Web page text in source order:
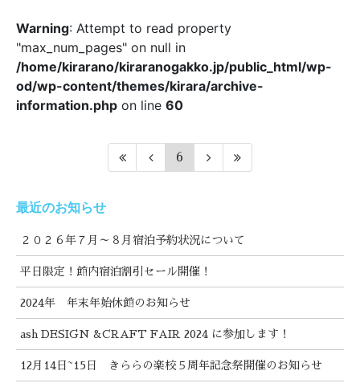
Warning: Attempt to read property
"max_num_pages" on null in
/home/kirarano/kiraranogakko.jp/public_html/wp-
od/wp-content/themes/kirara/archive-
information.php on line 60
6
最近のお知らせ
２０２６年７月～８月宿泊予約状況について
平日限定！館内宿泊割引セール開催！
2024年 年末年始休館のお知らせ
ash DESIGN &CRAFT FAIR 2024 に参加します！
12月14日~15日 きららの楽校５周年記念祭開催のお知らせ